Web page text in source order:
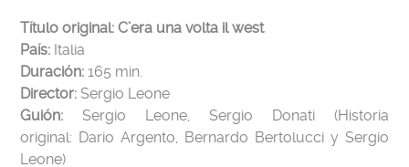
Título original:C’era una volta il west
País: Italia
Duración:165 min.
Director: Sergio Leone
Guión: Sergio Leone, Sergio Donati (Historia
original: Dario Argento, Bernardo Bertolucci y Sergio
Leone)